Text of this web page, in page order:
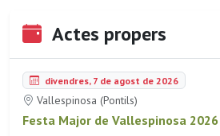
Actes propers
divendres, 7 de agost de 2026
Vallespinosa (Pontils)
Festa Major de Vallespinosa 2026